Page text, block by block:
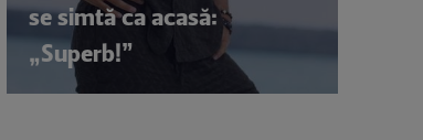
se simtă ca acasă:
„Superb!”